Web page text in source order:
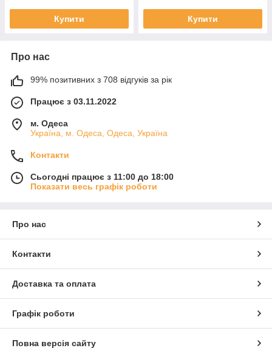
Купити Купити
Про нас
99% позитивних з 708 відгуків за рік
Працює з 03.11.2022
м. Одеса
Україна, м. Одеса, Одеса, Україна
Контакти
Сьогодні працює з 11:00 до 18:00
Показати весь графік роботи
Про нас
Контакти
Доставка та оплата
Графік роботи
Повна версія сайту